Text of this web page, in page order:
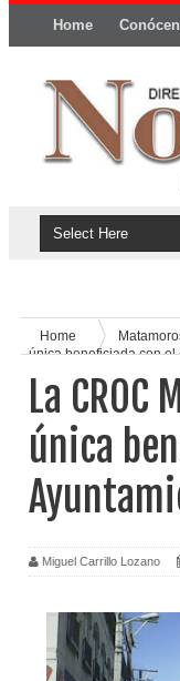
Home
Home
única beneficiada con el
La
única
Miguel Carrillo Lozano